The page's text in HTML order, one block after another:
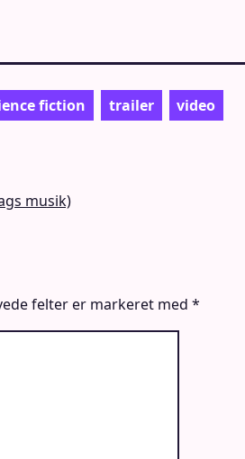
fiction trailer video
musik)
felter er markeret med *